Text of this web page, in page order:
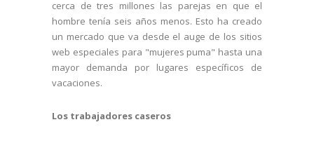
cerca de tres millones las parejas en que el
hombre tenía seis años menos. Esto ha creado
un mercado que va desde el auge de los sitios
web especiales para "mujeres puma" hasta una
mayor demanda por lugares específicos de
vacaciones.
Los trabajadores caseros